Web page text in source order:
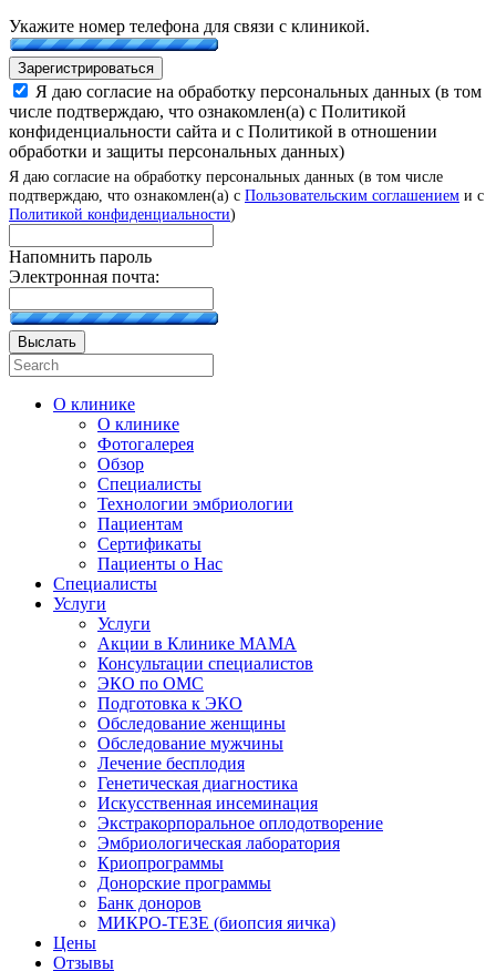
Укажите номер телефона для связи с клиникой.
Зарегистрироваться
Я даю согласие на обработку персональных данных (в том
числе подтверждаю, что ознакомлен(а) с Политикой
конфиденциальности сайта и с Политикой в отношении
обработки и защиты персональных данных)
Я даю согласие на обработку персональных данных (в том числе
подтверждаю, что ознакомлен(а) с Пользовательским соглашением и с
Политикой конфиденциальности)
Напомнить пароль
Электронная почта:
Выслать
О клинике
О клинике
Фотогалерея
Обзор
Специалисты
Технологии эмбриологии
Пациентам
Сертификаты
Пациенты о Нас
Специалисты
Услуги
Услуги
Акции в Клинике МАМА
Консультации специалистов
ЭКО по ОМС
Подготовка к ЭКО
Обследование женщины
Обследование мужчины
Лечение бесплодия
Генетическая диагностика
Искусственная инсеминация
Экстракорпоральное оплодотворение
Эмбриологическая лаборатория
Криопрограммы
Донорские программы
Банк доноров
МИКРО-ТЕЗЕ (биопсия яичка)
Цены
Отзывы